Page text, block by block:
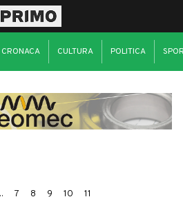
CRONACA CULTURA POLITICA
7 8 9 10 11